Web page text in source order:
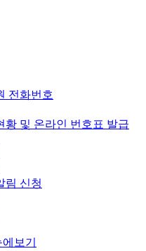
전화번호
황 및 온라인 번호표 발급
림 신청
보기